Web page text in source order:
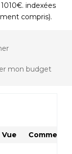
indexées
compris).
mon budget
Vue